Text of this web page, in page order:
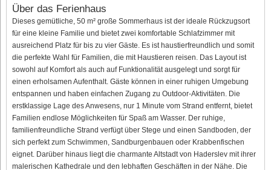
Über das Ferienhaus
Dieses gemütliche, 50 m² große Sommerhaus ist der ideale Rückzugsort
für eine kleine Familie und bietet zwei komfortable Schlafzimmer mit
ausreichend Platz für bis zu vier Gäste. Es ist haustierfreundlich und somit
die perfekte Wahl für Familien, die mit Haustieren reisen. Das Layout ist
sowohl auf Komfort als auch auf Funktionalität ausgelegt und sorgt für
einen erholsamen Aufenthalt. Gäste können in einer ruhigen Umgebung
entspannen und haben einfachen Zugang zu Outdoor-Aktivitäten. Die
erstklassige Lage des Anwesens, nur 1 Minute vom Strand entfernt, bietet
Familien endlose Möglichkeiten für Spaß am Wasser. Der ruhige,
familienfreundliche Strand verfügt über Stege und einen Sandboden, der
sich perfekt zum Schwimmen, Sandburgenbauen oder Krabbenfischen
eignet. Darüber hinaus liegt die charmante Altstadt von Haderslev mit ihrer
malerischen Kathedrale und den lebhaften Geschäften in der Nähe. Die